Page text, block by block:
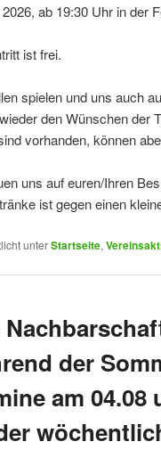
ab 19:30 Uhr in der
ist frei.
spielen und uns auch
den Wünschen der
vorhanden, können
uns auf euren/Ihren
ist gegen einen
unterStartseite,
der
am 04.08